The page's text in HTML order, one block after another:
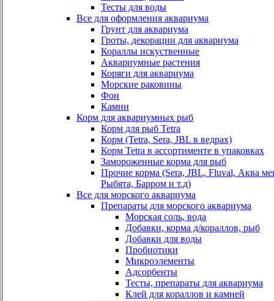
Тесты для воды
Все для оформления аквариума
Грунт для аквариума
Гроты, декорации для аквариума
Кораллы искуственные
Аквариумные растения
Коряги для аквариума
Морские раковины
Фон
Камни
Корм для аквариумных рыб
Корм для рыб Tetra
Корм (Tetra, Sera, JBL в ведрах)
Корм Tetra в ассортименте в упаковках
Замороженные корма для рыб
Прочие корма (Sera, JBL, Fluval, Аква
Рыбята, Барром и т.д)
Все для морского аквариума
Препараты для морского аквариума
Морская соль, вода
Добавки, корма д/кораллов, рыб
Добавки для воды
Пробиотики
Микроэлементы
Адсорбенты
Тесты, препараты для аквариума
Клей для кораллов и камней